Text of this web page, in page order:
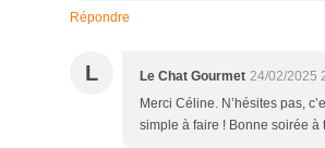
Répondre
L Le Chat Gourmet 24/02/2025
Merci Céline. N’hésites pas,
simple à faire ! Bonne soirée à